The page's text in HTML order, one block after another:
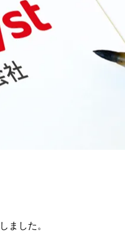
ました。